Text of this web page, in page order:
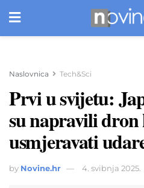
Naslovnica Tech&Sci
Prvi u svijetu:
su napravili dron
usmjeravati
by Novine.hr 4. svibnja 2025.